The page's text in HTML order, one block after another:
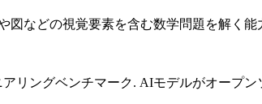
図などの視覚要素を含む数学問題を解く能
リングベンチマーク. AIモデルがオープン